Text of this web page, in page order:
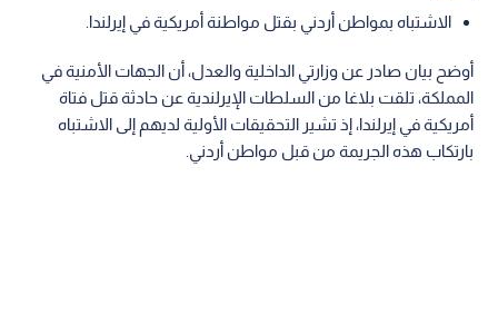
الاشتباه بمواطن أردني بقتل مواطنة أمريكية في إيرلندا.
أوضح بيان صادر عن وزارتي الداخلية والعدل، أن الجهات الأمنية في
المملكة، تلقت بلاغا من السلطات الإيرلندية عن حادثة قتل فتاة
أمريكية في إيرلندا، إذ تشير التحقيقات الأولية لديهم إلى الاشتباه
بارتكاب هذه الجريمة من قبل مواطن أردني.